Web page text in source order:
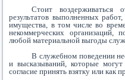
Стоит воздерживаться
результатов выполненных
имущества, в том числе во
некоммерческих организаций,
любой материальной выгоды
В служебном поведении
и высказываний, которые
согласие принять взятку или как